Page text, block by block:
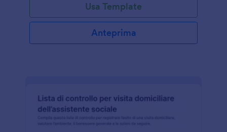
Usa Template
Anteprima